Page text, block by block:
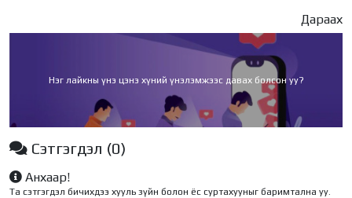
Дараах
Нэг лайкны үнэ цэнэ хүний үнэлэмжээс давах болсон уу?
Сэтгэгдэл (0)
Анхаар!
Та сэтгэгдэл бичихдээ хууль зүйн болон ёс суртахууныг баримтална уу.